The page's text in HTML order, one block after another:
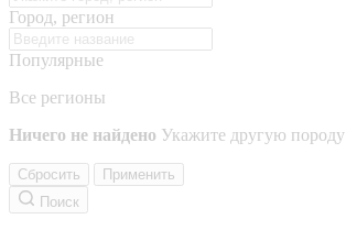
Город, регион
Популярные
Все регионы
Ничего не найдено Укажите другую породу
Сбросить
Применить
Поиск